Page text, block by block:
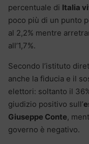
percentuale di Italia
poco più di un punto
al 2,2% mentre
all’1,7%.
Secondo l’istituto
anche la fiducia e il
elettori: soltanto il
giudizio positivo sull’
Giuseppe Conte,
governo è negativo.